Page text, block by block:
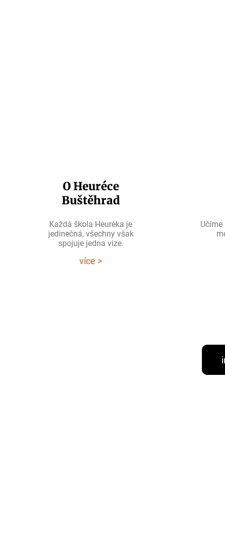
O Heuréce
Buštěhrad
Každá škola Heuréka je
jedinečná, všechny však
spojuje jedna vize.
více >